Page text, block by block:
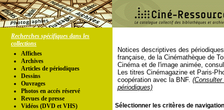
Recherches spécifiques dans les
collections
Affiches
Archives
Articles de périodiques
Dessins
Ouvrages
Photos en accés réservé
Revues de presse
Vidéos (DVD et VHS)
Notices descriptives des
française, de la Cinémathèque de
Cinéma et de l'image animée,
Les titres Cinémagazine et Paris-
coopération avec la BNF.
périodiques)
Sélectionner les critères de